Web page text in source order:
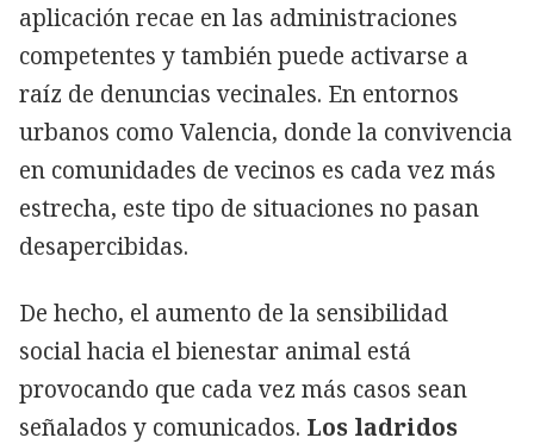
aplicación recae en las administraciones
competentes y también puede activarse a
raíz de denuncias vecinales. En entornos
urbanos como Valencia, donde la convivencia
en comunidades de vecinos es cada vez más
estrecha, este tipo de situaciones no pasan
desapercibidas.
De hecho, el aumento de la sensibilidad
social hacia el bienestar animal está
provocando que cada vez más casos sean
señalados y comunicados. Los ladridos